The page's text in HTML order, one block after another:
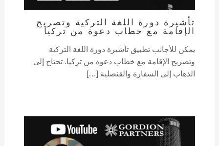
تأشيرة دورة اللغة التركية وتصريح
الإقامة مع خطاب دعوة من تركيا
يمكن للأجانب تطبيق تأشيرة دورة اللغة التركية
وتصريح الإقامة مع خطاب دعوة من تركيا. تحتاج إلى
الذهاب إلى السفارة والقنصلية […]